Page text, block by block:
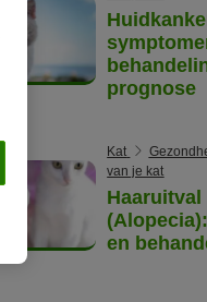
prognose
Kat
van je kat
en